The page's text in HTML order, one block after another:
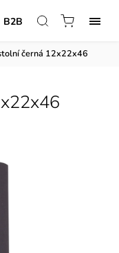
B2B
černá 12x22x46